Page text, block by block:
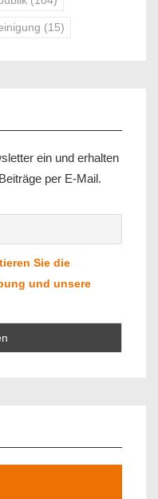
(15)
ein und erhalten
per E-Mail.
Sie die
und unsere